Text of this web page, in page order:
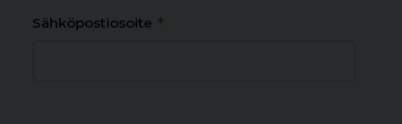
Sähköpostiosoite *